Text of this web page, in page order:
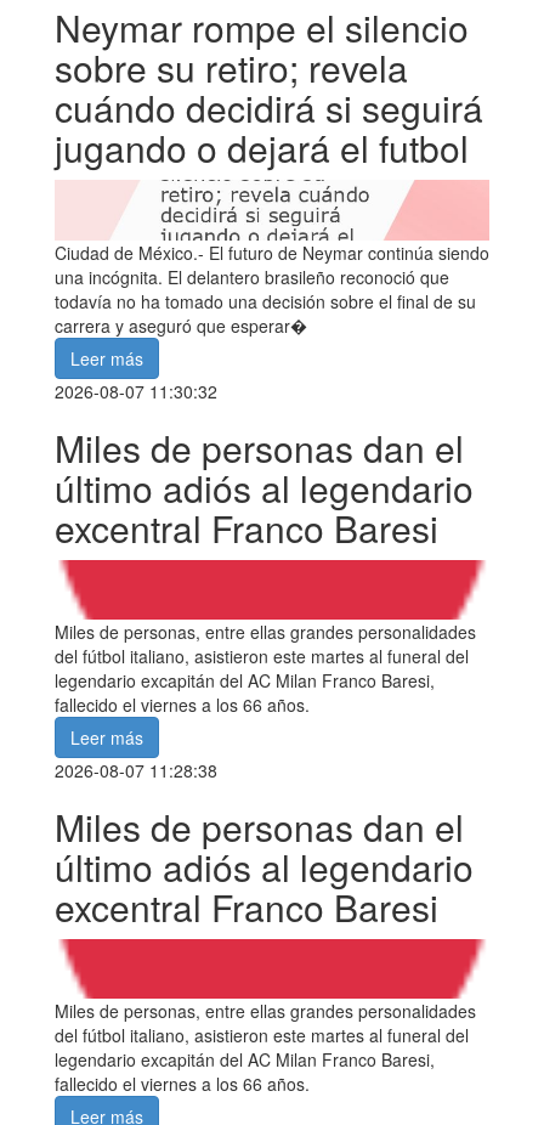
Neymar rompe el silencio
sobre su retiro; revela
cuándo decidirá si seguirá
jugando o dejará el futbol
Ciudad de México.- El futuro de Neymar continúa siendo
una incógnita. El delantero brasileño reconoció que
todavía no ha tomado una decisión sobre el final de su
carrera y aseguró que esperar�
Leer más
2026-08-07 11:30:32
Miles de personas dan el
último adiós al legendario
excentral Franco Baresi
Miles de personas, entre ellas grandes personalidades
del fútbol italiano, asistieron este martes al funeral del
legendario excapitán del AC Milan Franco Baresi,
fallecido el viernes a los 66 años.
Leer más
2026-08-07 11:28:38
Miles de personas dan el
último adiós al legendario
excentral Franco Baresi
Miles de personas, entre ellas grandes personalidades
del fútbol italiano, asistieron este martes al funeral del
legendario excapitán del AC Milan Franco Baresi,
fallecido el viernes a los 66 años.
Leer más